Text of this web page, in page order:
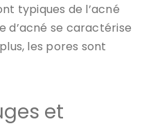
typiques de l’acné
d’acné se caractérise
les pores sont
et